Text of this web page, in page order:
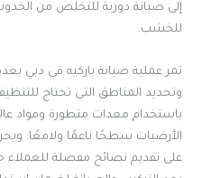
إلى صيانة دورية للتخلص من
للخشب.
تمر عملية صيانة باركيه في دبي
وتحديد المناطق التي تحتاج
باستخدام معدات متطورة ومواد
الأرضيات سطحًا ناعمًا ولامعًا.
على تقديم نصائح مفصلة للعملاء